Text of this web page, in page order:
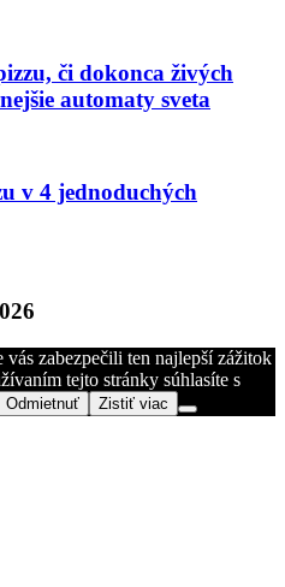
či dokonca živých
automaty sveta
v 4 jednoduchých
zabezpečili ten najlepší zážitok
tejto stránky súhlasíte s
Odmietnuť Zistiť viac